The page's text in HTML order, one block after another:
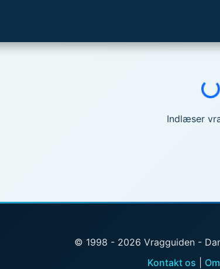
Indlæser
© 1998 - 2026 Vragguiden -
Kontakt os